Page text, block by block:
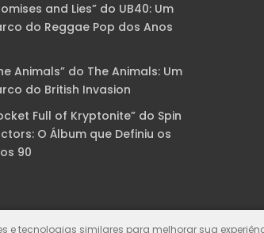
and Lies” do UB40: Um
do Reggae Pop dos Anos
Animals” do The Animals: Um
do British Invasion
Full of Kryptonite” do Spin
O Álbum que Definiu os
90
e tecnologias similares para melhorar sua